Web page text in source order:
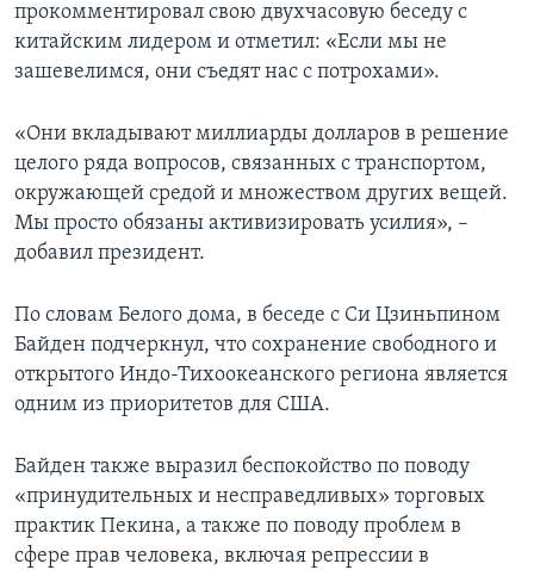
прокомментировал свою двухчасовую беседу с
китайским лидером и отметил: «Если мы не
зашевелимся, они съедят нас с потрохами».
«Они вкладывают миллиарды долларов в решение
целого ряда вопросов, связанных с транспортом,
окружающей средой и множеством других вещей.
Мы просто обязаны активизировать усилия», –
добавил президент.
По словам Белого дома, в беседе с Си Цзиньпином
Байден подчеркнул, что сохранение свободного и
открытого Индо-Тихоокеанского региона является
одним из приоритетов для США.
Байден также выразил беспокойство по поводу
«принудительных и несправедливых» торговых
практик Пекина, а также по поводу проблем в
сфере прав человека, включая репрессии в